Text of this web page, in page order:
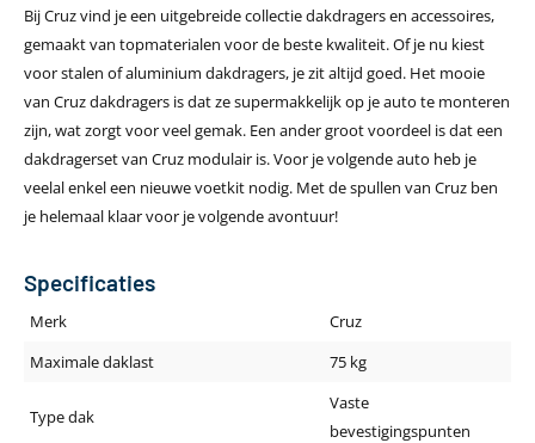
Bij Cruz vind je een uitgebreide collectie dakdragers en accessoires,
gemaakt van topmaterialen voor de beste kwaliteit. Of je nu kiest
voor stalen of aluminium dakdragers, je zit altijd goed. Het mooie
van Cruz dakdragers is dat ze supermakkelijk op je auto te monteren
zijn, wat zorgt voor veel gemak. Een ander groot voordeel is dat een
dakdragerset van Cruz modulair is. Voor je volgende auto heb je
veelal enkel een nieuwe voetkit nodig. Met de spullen van Cruz ben
je helemaal klaar voor je volgende avontuur!
Specificaties
Merk
Cruz
Maximale daklast
75 kg
Type dak
Vaste
bevestigingspunten